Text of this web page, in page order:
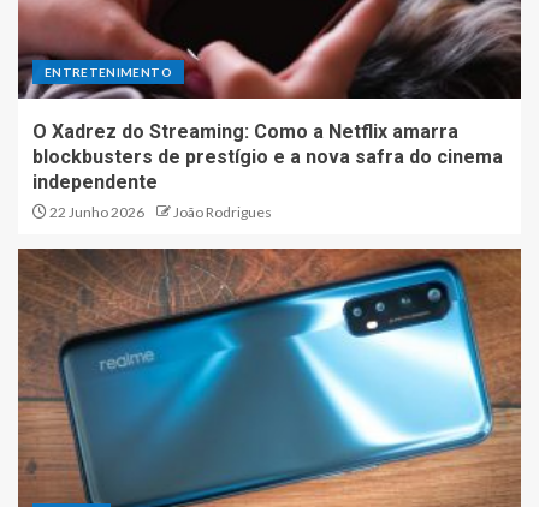
ENTRETENIMENTO
O Xadrez do Streaming: Como a Netflix amarra
blockbusters de prestígio e a nova safra do cinema
independente
22 Junho 2026 João Rodrigues